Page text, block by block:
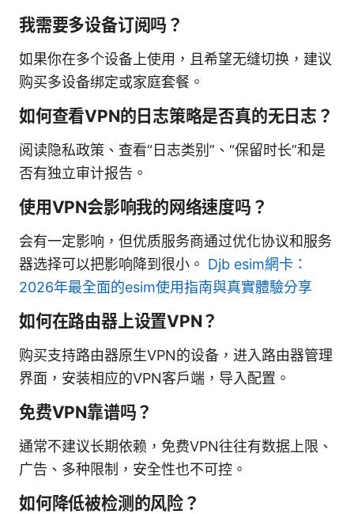
我需要多设备订阅吗？
如果你在多个设备上使用，且希望无缝切换，建议
购买多设备绑定或家庭套餐。
如何查看VPN的日志策略是否真的无日志？
阅读隐私政策、查看“日志类别”、“保留时长”和是
否有独立审计报告。
使用VPN会影响我的网络速度吗？
会有一定影响，但优质服务商通过优化协议和服务
器选择可以把影响降到很小。 Djb esim網卡：
2026年最全面的esim使用指南與真實體驗分享
如何在路由器上设置VPN？
购买支持路由器原生VPN的设备，进入路由器管理
界面，安装相应的VPN客户端，导入配置。
免费VPN靠谱吗？
通常不建议长期依赖，免费VPN往往有数据上限、
广告、多种限制，安全性也不可控。
如何降低被检测的风险？